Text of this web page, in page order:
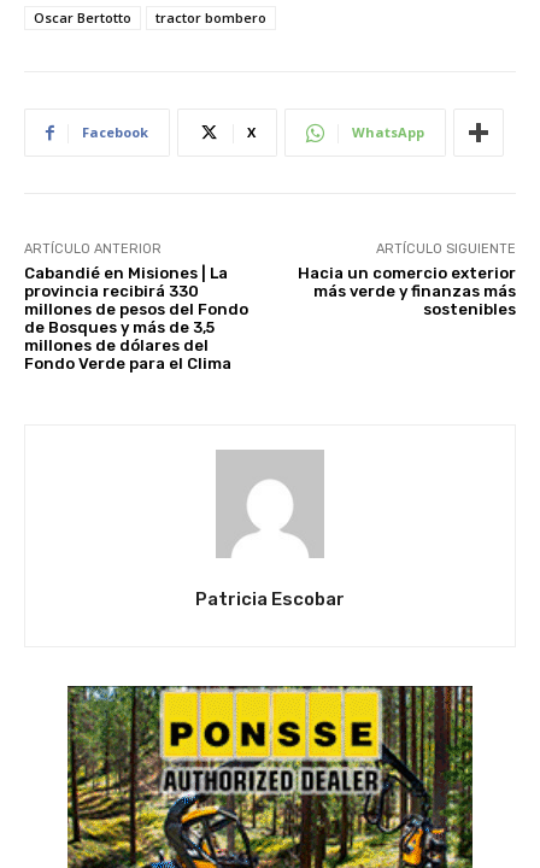
Oscar Bertotto
tractor bombero
Facebook X WhatsApp
ARTÍCULO ANTERIOR
Cabandié en Misiones | La
provincia recibirá 330
millones de pesos del Fondo
de Bosques y más de 3,5
millones de dólares del
Fondo Verde para el Clima
ARTÍCULO SIGUIENTE
Hacia un comercio exterior
más verde y finanzas más
sostenibles
Patricia Escobar